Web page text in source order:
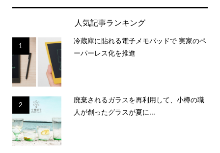
人気記事ランキング
1
冷蔵庫に貼れる電子メモパッドで 実家のペ
ーパーレス化を推進
2
廃棄されるガラスを再利用して、小樽の職
人が創ったグラスが夏に...